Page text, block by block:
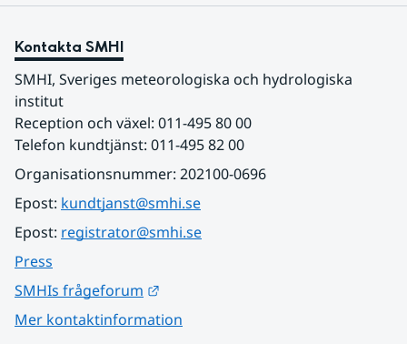
Kontakta SMHI
SMHI, Sveriges meteorologiska och hydrologiska
institut
Reception och växel: 011-495 80 00
Telefon kundtjänst: 011-495 82 00
Organisationsnummer: 202100-0696
Epost: kundtjanst@smhi.se
Epost: registrator@smhi.se
Press
SMHIs frågeforum
Mer kontaktinformation